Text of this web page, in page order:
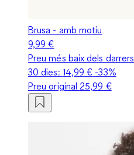
Brusa - amb motiu
9,99 €
Preu més baix dels darrers
30 dies: 14,99 € -33%
Preu original 25,99 €